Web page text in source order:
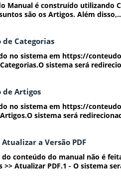
Manual é construído utilizando
são os Artigos. Além
de Categorias
no sistema em https://
sistema será
de Artigos
no sistema em https://
sistema será
a Versão PDF
do conteúdo do manual não é
>> Atualizar PDF.1 - O sistema